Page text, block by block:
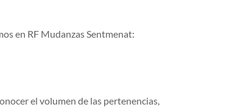
en RF Mudanzas Sentmenat:
el volumen de las pertenencias,